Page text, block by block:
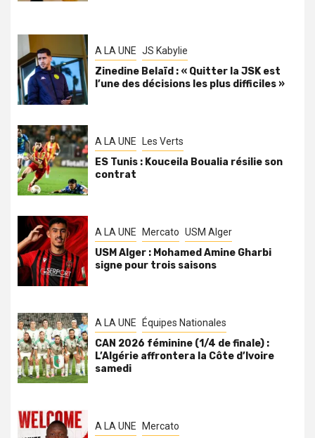
A LA UNE JS Kabylie
Zinedine Belaïd : « Quitter la JSK est
l’une des décisions les plus difficiles »
A LA UNE Les Verts
ES Tunis : Kouceila Boualia résilie son
contrat
A LA UNE Mercato USM Alger
USM Alger : Mohamed Amine Gharbi
signe pour trois saisons
A LA UNE Équipes Nationales
CAN 2026 féminine (1/4 de finale) :
L’Algérie affrontera la Côte d’Ivoire
samedi
A LA UNE Mercato